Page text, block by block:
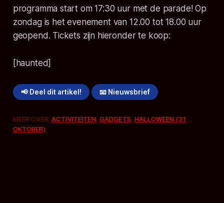
programma start om 17:30 uur met de parade! Op
zondag is het evenement van 12.00 tot 18.00 uur
geopend. Tickets zijn hieronder te koop:
[haunted]
📢 Deel dit artikel! 📧 Nieuwsbrief
MEER OVER:ACTIVITEITEN, GADGETS,HALLOWEEN (31
OKTOBER)